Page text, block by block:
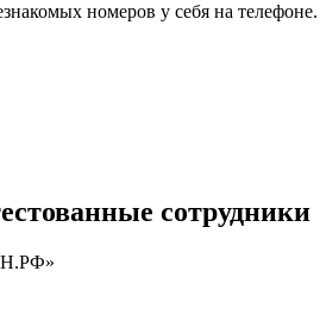
номеров у себя на
сотрудники